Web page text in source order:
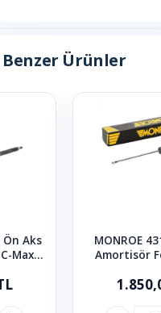
Benzer Ürünler
Ön Aks
Max
MONROE
Amortisör